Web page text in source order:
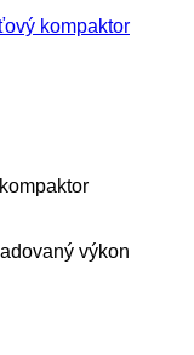
kompaktor
výkon